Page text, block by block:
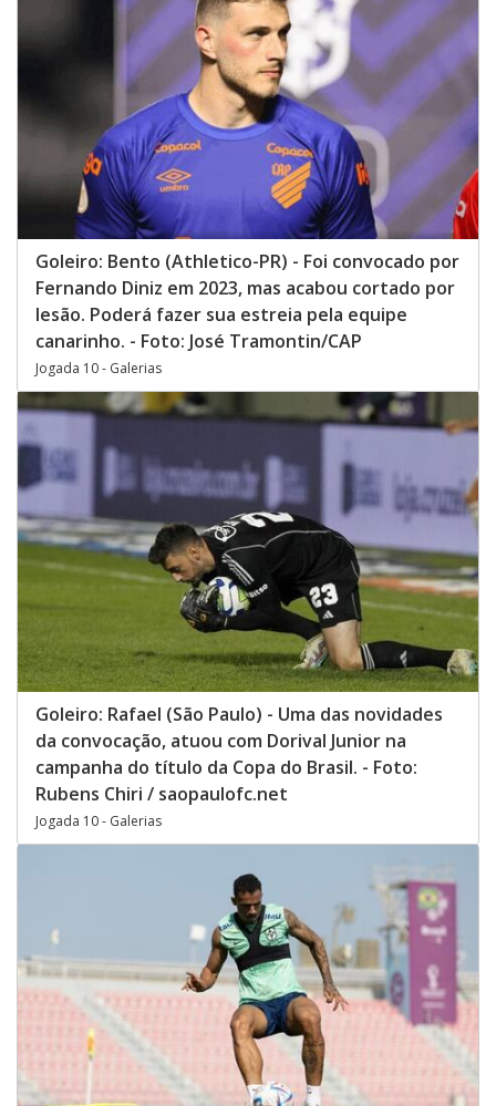
Goleiro: Bento (Athletico-PR) - Foi convocado por
Fernando Diniz em 2023, mas acabou cortado por
lesão. Poderá fazer sua estreia pela equipe
canarinho. - Foto: José Tramontin/CAP
Jogada 10 - Galerias
Goleiro: Rafael (São Paulo) - Uma das novidades
da convocação, atuou com Dorival Junior na
campanha do título da Copa do Brasil. - Foto:
Rubens Chiri / saopaulofc.net
Jogada 10 - Galerias